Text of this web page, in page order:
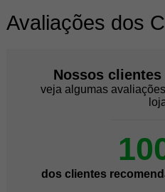
Avaliações dos
Nossos
veja algumas
dos clientes